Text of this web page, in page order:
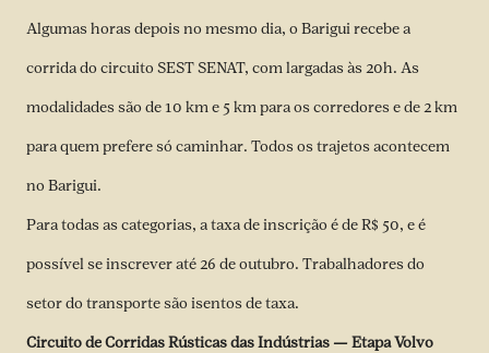
Algumas horas depois no mesmo dia, o Barigui recebe a
corrida do circuito SEST SENAT, com largadas às 20h. As
modalidades são de 10 km e 5 km para os corredores e de 2 km
para quem prefere só caminhar. Todos os trajetos acontecem
no Barigui.
Para todas as categorias, a taxa de inscrição é de R$ 50, e é
possível se inscrever até 26 de outubro. Trabalhadores do
setor do transporte são isentos de taxa.
Circuito de Corridas Rústicas das Indústrias — Etapa Volvo